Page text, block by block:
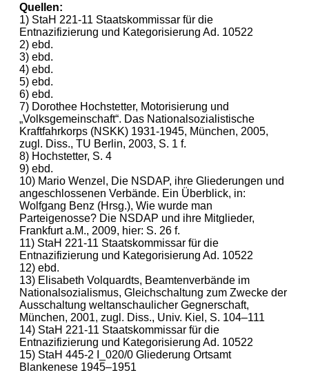
Quellen:
1) StaH 221-11 Staatskommissar für die
Entnazifizierung und Kategorisierung Ad. 10522
2) ebd.
3) ebd.
4) ebd.
5) ebd.
6) ebd.
7) Dorothee Hochstetter, Motorisierung und
„Volksgemeinschaft“. Das Nationalsozialistische
Kraftfahrkorps (NSKK) 1931-1945, München, 2005,
zugl. Diss., TU Berlin, 2003, S. 1 f.
8) Hochstetter, S. 4
9) ebd.
10) Mario Wenzel, Die NSDAP, ihre Gliederungen und
angeschlossenen Verbände. Ein Überblick, in:
Wolfgang Benz (Hrsg.), Wie wurde man
Parteigenosse? Die NSDAP und ihre Mitglieder,
Frankfurt a.M., 2009, hier: S. 26 f.
11) StaH 221-11 Staatskommissar für die
Entnazifizierung und Kategorisierung Ad. 10522
12) ebd.
13) Elisabeth Volquardts, Beamtenverbände im
Nationalsozialismus, Gleichschaltung zum Zwecke der
Ausschaltung weltanschaulicher Gegnerschaft,
München, 2001, zugl. Diss., Univ. Kiel, S. 104–111
14) StaH 221-11 Staatskommissar für die
Entnazifizierung und Kategorisierung Ad. 10522
15) StaH 445-2 I_020/0 Gliederung Ortsamt
Blankenese 1945–1951